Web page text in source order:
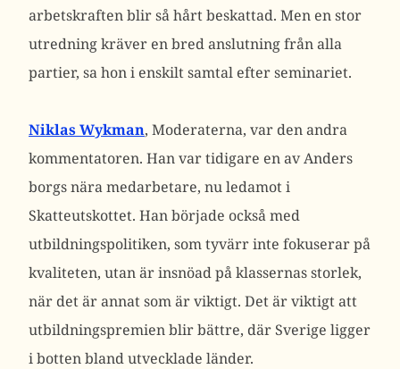
arbetskraften blir så hårt beskattad. Men en stor
utredning kräver en bred anslutning från alla
partier, sa hon i enskilt samtal efter seminariet.
Niklas Wykman, Moderaterna, var den andra
kommentatoren. Han var tidigare en av Anders
borgs nära medarbetare, nu ledamot i
Skatteutskottet. Han började också med
utbildningspolitiken, som tyvärr inte fokuserar på
kvaliteten, utan är insnöad på klassernas storlek,
när det är annat som är viktigt. Det är viktigt att
utbildningspremien blir bättre, där Sverige ligger
i botten bland utvecklade länder.